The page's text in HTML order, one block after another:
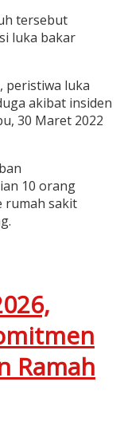
tersebut
luka bakar
peristiwa luka
akibat insiden
30 Maret 2022
10 orang
rumah sakit
Ramah